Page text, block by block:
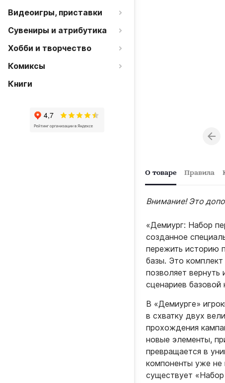
Видеоигры, приставки
Сувениры и атрибутика
Хобби и творчество
Комиксы
Книги
О товаре Правила
Внимание! Это
«Демиург: Набор
созданное
пережить историю
базы. Это
позволяет
сценариев базовой
В «Демиурге»
в схватку двух
прохождения
новые элементы,
превращается в
компоненты уже не
существует «Набор